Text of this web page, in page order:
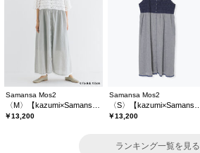
Samansa Mos2
￥13,200
Samansa Mos2
￥13,200
ランキング一覧を見る